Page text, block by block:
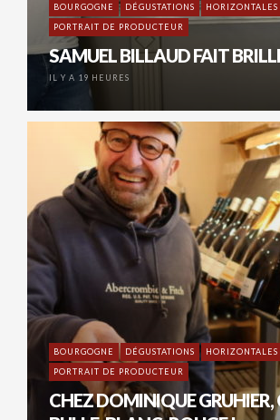
BOURGOGNE DÉGUSTATIONS
HORIZONTALES
PORTRAIT DE PRODUCTEUR
SAMUEL BILLAUD FAIT
IL Y A 19 HEURES
BOURGOGNE DÉGUSTATIONS
HORIZONTALES
PORTRAIT DE PRODUCTEUR
CHEZ DOMINIQUE GRUHIER,